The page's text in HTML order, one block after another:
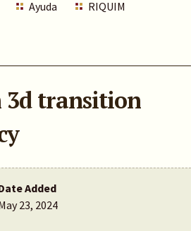
Ayuda RIQUIM
3d transition
Added
23, 2024